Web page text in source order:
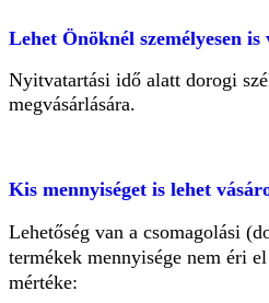
Lehet Önöknél személyesen is
Nyitvatartási idő alatt dorogi
megvásárlására.
Kis mennyiséget is lehet
Lehetőség van a csomagolási
termékek mennyisége nem éri
mértéke: